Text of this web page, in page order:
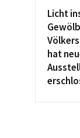
Licht
hat